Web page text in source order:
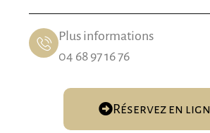
Plus informations
04 68 97 16 76
Réservez en